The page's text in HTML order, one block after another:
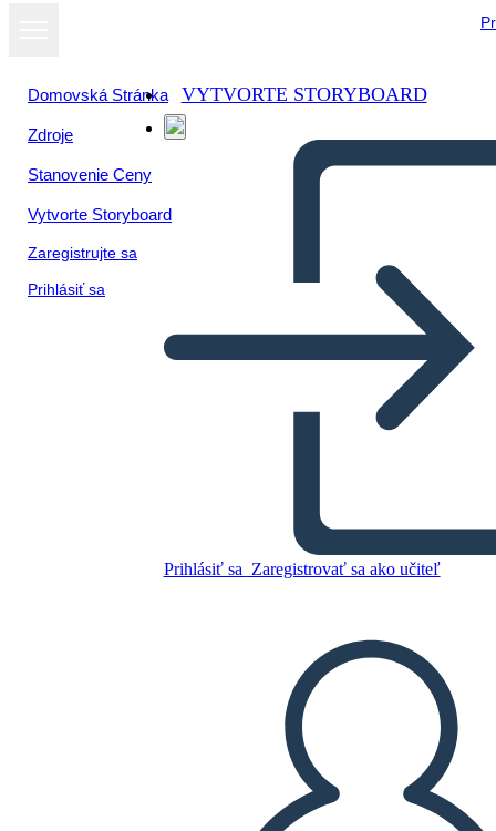
Domovská Stránka
Zdroje
Stanovenie Ceny
Vytvorte Storyboard
Zaregistrujte sa
Prihlásiť sa
VYTVORTE STORYBOARD
Prihlásiť sa Zaregistrovať sa ako učiteľ
Beveva la Luna
VYTVORIŤ STORYBOARD
PREHRAŤ PREZENTÁCIU
ČÍTAJ MI